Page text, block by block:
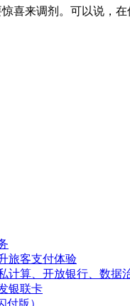
喜来调剂。可以说，
旅客支付体验
计算、开放银行、数据
银联卡